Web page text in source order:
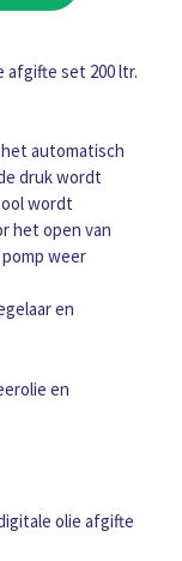
afgifte set 200 ltr.
automatisch
druk wordt
wordt
het open van
weer
en
en
olie afgifte